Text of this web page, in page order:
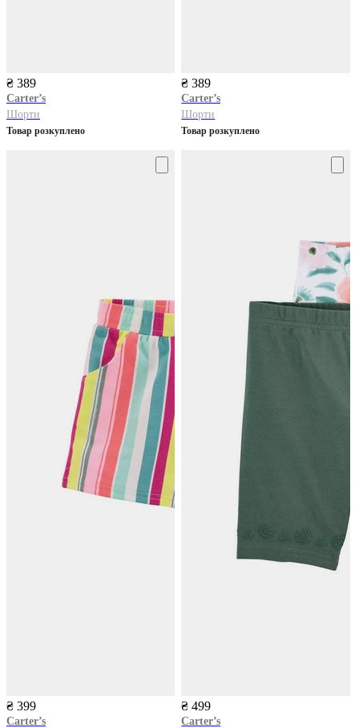
₴ 389
Carter’s
Шорти
Товар розкуплено
₴ 389
Carter’s
Шорти
Товар розкуплено
₴ 399
Carter’s
₴ 499
Carter’s